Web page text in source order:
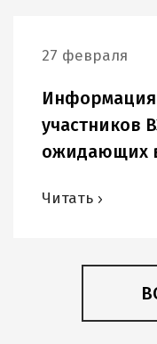
27 февраля
Информация
участников
ожидающих
Читать